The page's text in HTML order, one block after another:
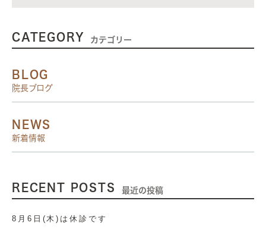
CATEGORY カテゴリー
BLOG
院長ブログ
NEWS
新着情報
RECENT POSTS 最近の投稿
8月6日(木)は休診です